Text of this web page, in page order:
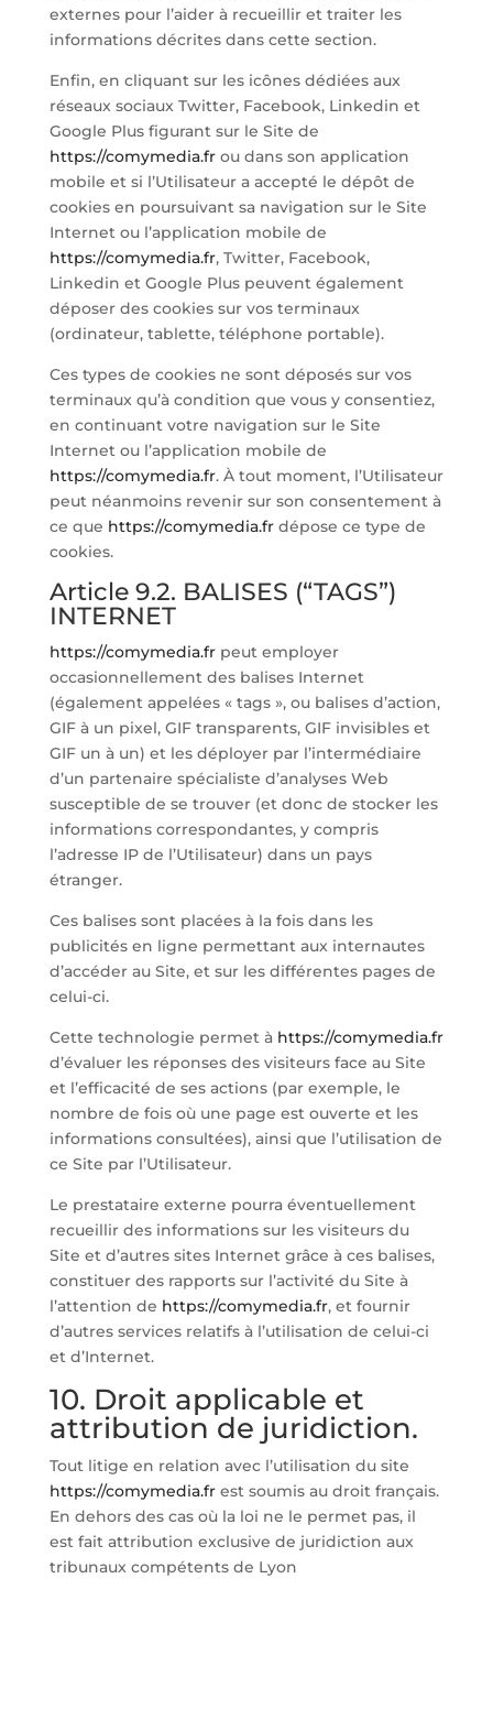
externes pour l’aider à recueillir et traiter les
informations décrites dans cette section.
Enfin, en cliquant sur les icônes dédiées aux
réseaux sociaux Twitter, Facebook, Linkedin et
Google Plus figurant sur le Site de
https://comymedia.frou dans son application
mobile et si l’Utilisateur a accepté le dépôt de
cookies en poursuivant sa navigation sur le Site
Internet ou l’application mobile de
https://comymedia.fr, Twitter, Facebook,
Linkedin et Google Plus peuvent également
déposer des cookies sur vos terminaux
(ordinateur, tablette, téléphone portable).
Ces types de cookies ne sont déposés sur vos
terminaux qu’à condition que vous y consentiez,
en continuant votre navigation sur le Site
Internet ou l’application mobile de
https://comymedia.fr. À tout moment, l’Utilisateur
peut néanmoins revenir sur son consentement à
ce que https://comymedia.frdépose ce type de
cookies.
Article 9.2. BALISES (“TAGS”)
INTERNET
https://comymedia.frpeut employer
occasionnellement des balises Internet
(également appelées « tags », ou balises d’action,
GIF à un pixel, GIF transparents, GIF invisibles et
GIF un à un) et les déployer par l’intermédiaire
d’un partenaire spécialiste d’analyses Web
susceptible de se trouver (et donc de stocker les
informations correspondantes, y compris
l’adresse IP de l’Utilisateur) dans un pays
étranger.
Ces balises sont placées à la fois dans les
publicités en ligne permettant aux internautes
d’accéder au Site, et sur les différentes pages de
celui-ci.
Cette technologie permet à https://comymedia.fr
d’évaluer les réponses des visiteurs face au Site
et l’efficacité de ses actions (par exemple, le
nombre de fois où une page est ouverte et les
informations consultées), ainsi que l’utilisation de
ce Site par l’Utilisateur.
Le prestataire externe pourra éventuellement
recueillir des informations sur les visiteurs du
Site et d’autres sites Internet grâce à ces balises,
constituer des rapports sur l’activité du Site à
l’attention de https://comymedia.fr, et fournir
d’autres services relatifs à l’utilisation de celui-ci
et d’Internet.
10. Droit applicable et
attribution de juridiction.
Tout litige en relation avec l’utilisation du site
https://comymedia.frest soumis au droit français.
En dehors des cas où la loi ne le permet pas, il
est fait attribution exclusive de juridiction aux
tribunaux compétents de Lyon